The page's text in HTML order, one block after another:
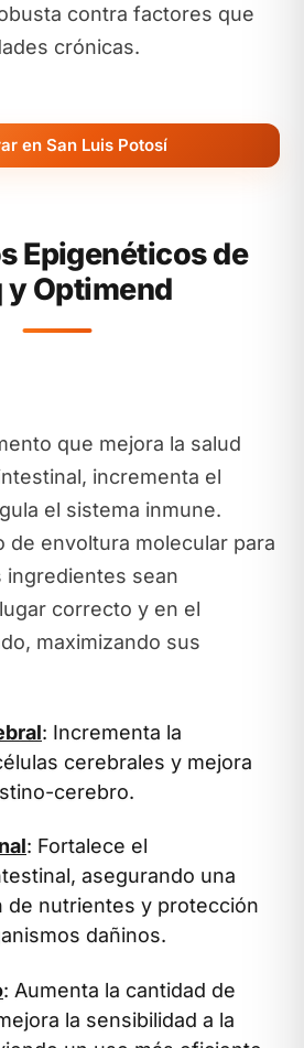
contra factores que
crónicas.
en San Luis Potosí
Epigenéticos de
y Optimend
que mejora la salud
incrementa el
el sistema inmune.
de envoltura molecular para
ingredientes sean
correcto y en el
maximizando sus
: Incrementa la
cerebrales y mejora
cerebro.
: Fortalece el
asegurando una
de nutrientes y protección
dañinos.
: Aumenta la cantidad de
la sensibilidad a la